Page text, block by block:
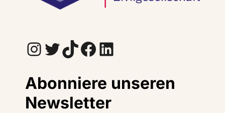
InstagramTwitter TikTok Facebook LinkedIn
Abonniere unseren
Newsletter